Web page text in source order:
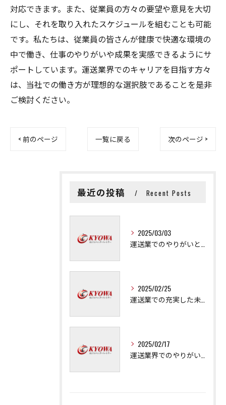
対応できます。また、従業員の方々の要望や意見を大切
にし、それを取り入れたスケジュールを組むことも可能
です。私たちは、従業員の皆さんが健康で快適な環境の
中で働き、仕事のやりがいや成果を実感できるようにサ
ポートしています。運送業界でのキャリアを目指す方々
は、当社での働き方が理想的な選択肢であることを是非
ご検討ください。
< 前のページ 一覧に戻る 次のページ >
最近の投稿 Recent Posts
2025/03/03
2025/02/25
2025/02/17